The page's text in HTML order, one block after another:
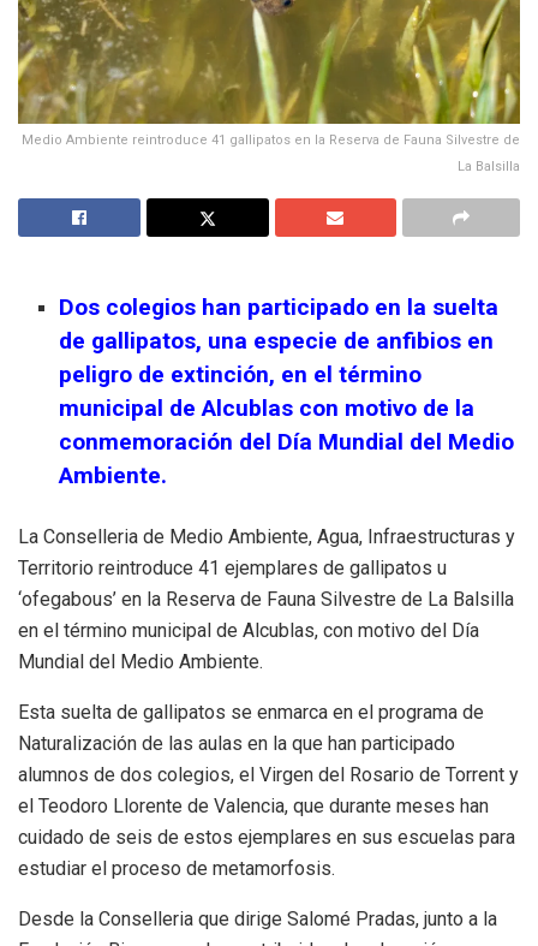
Medio Ambiente reintroduce 41 gallipatos en la Reserva de Fauna Silvestre de
La Balsilla
Dos colegios han participado en la suelta
de gallipatos, una especie de anfibios en
peligro de extinción, en el término
municipal de Alcublas con motivo de la
conmemoración del Día Mundial del Medio
Ambiente.
La Conselleria de Medio Ambiente, Agua, Infraestructuras y
Territorio reintroduce 41 ejemplares de gallipatos u
‘ofegabous’ en la Reserva de Fauna Silvestre de La Balsilla
en el término municipal de Alcublas, con motivo del Día
Mundial del Medio Ambiente.
Esta suelta de gallipatos se enmarca en el programa de
Naturalización de las aulas en la que han participado
alumnos de dos colegios, el Virgen del Rosario de Torrent y
el Teodoro Llorente de Valencia, que durante meses han
cuidado de seis de estos ejemplares en sus escuelas para
estudiar el proceso de metamorfosis.
Desde la Conselleria que dirige Salomé Pradas, junto a la